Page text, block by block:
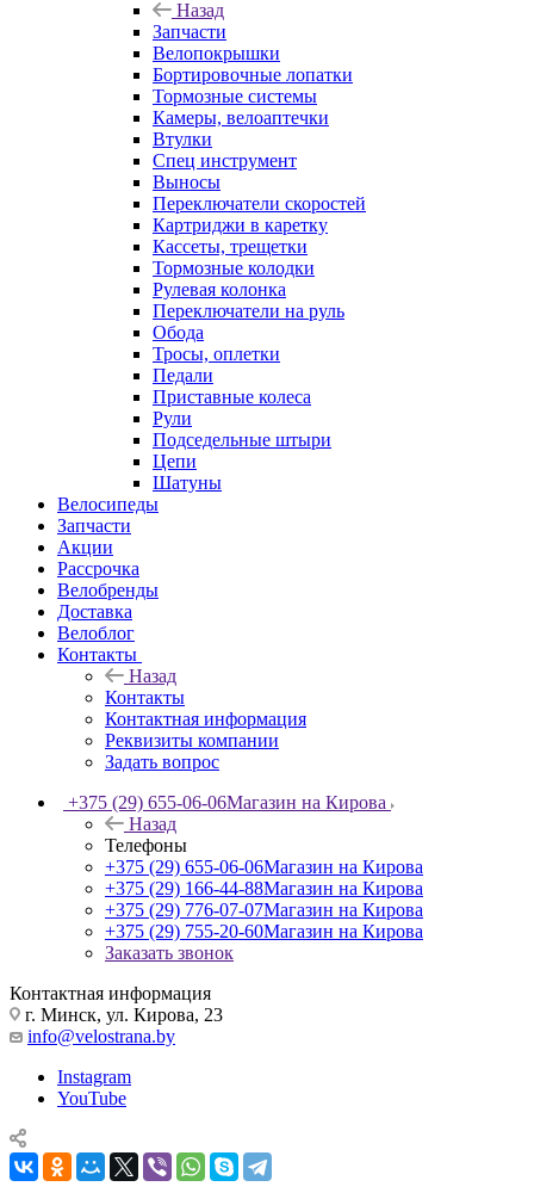
Назад
Запчасти
Велопокрышки
Бортировочные лопатки
Тормозные системы
Камеры, велоаптечки
Втулки
Спец инструмент
Выносы
Переключатели скоростей
Картриджи в каретку
Кассеты, трещетки
Тормозные колодки
Рулевая колонка
Переключатели на руль
Обода
Тросы, оплетки
Педали
Приставные колеса
Рули
Подседельные штыри
Цепи
Шатуны
Велосипеды
Запчасти
Акции
Рассрочка
Велобренды
Доставка
Велоблог
Контакты
Назад
Контакты
Контактная информация
Реквизиты компании
Задать вопрос
+375 (29) 655-06-06Магазин на Кирова
Назад
Телефоны
+375 (29) 655-06-06Магазин на Кирова
+375 (29) 166-44-88Магазин на Кирова
+375 (29) 776-07-07Магазин на Кирова
+375 (29) 755-20-60Магазин на Кирова
Заказать звонок
Контактная информация
г. Минск, ул. Кирова, 23
info@velostrana.by
Instagram
YouTube